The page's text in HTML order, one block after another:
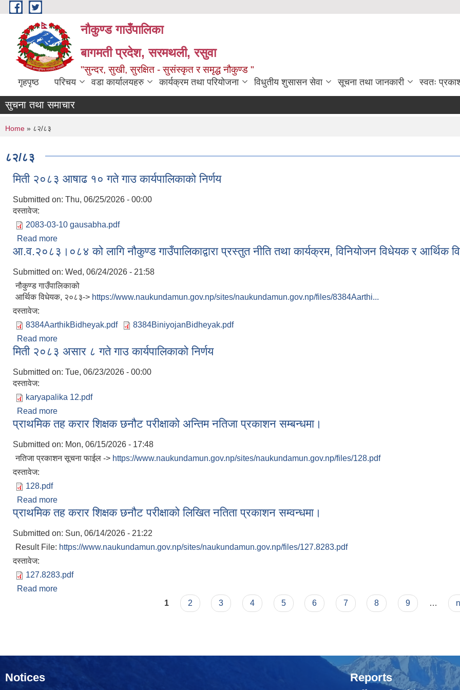
Skip to main content
नौकुण्ड गाउँपालिका
बागमती प्रदेश, सरमथली, रसुवा
"सुन्दर, सुखी, सुरक्षित - सुसंस्कृत र समृद्ध नौकुण्ड "
गृहपृष्ठ परिचय वडा कार्यालयहरु कार्यक्रम तथा परियोजना विधुतीय शुसासन सेवा सूचना तथा जानकारी स्वतः
सुचना तथा समाचार
You are here
Home » ८२/८३
८२/८३
मिती २०८३ आषाढ १० गते गाउ कार्यपालिकाको निर्णय
Submitted on: Thu, 06/25/2026 - 00:00
दस्तावेज:
2083-03-10 gausabha.pdf
Read more
आ.व.२०८३।०८४ को लागि नौकुण्ड गाउँपालिकाद्वारा प्रस्तुत नीति तथा कार्यक्रम, विनियोजन विधेयक र आर्थिक
Submitted on: Wed, 06/24/2026 - 21:58
नौकुण्ड गाउँपालिकाको
आर्थिक विधेयक, २०८३-> https://www.naukundamun.gov.np/sites/naukundamun.gov.np/files/8384Aarthi...
दस्तावेज:
8384AarthikBidheyak.pdf
8384BiniyojanBidheyak.pdf
Read more
मिती २०८३ असार ८ गते गाउ कार्यपालिकाको निर्णय
Submitted on: Tue, 06/23/2026 - 00:00
दस्तावेज:
karyapalika 12.pdf
Read more
प्राथमिक तह करार शिक्षक छनौट परीक्षाको अन्तिम नतिजा प्रकाशन सम्बन्धमा।
Submitted on: Mon, 06/15/2026 - 17:48
नतिजा प्रकाशन सूचना फाईल -> https://www.naukundamun.gov.np/sites/naukundamun.gov.np/files/128.pdf
दस्तावेज:
128.pdf
Read more
प्राथमिक तह करार शिक्षक छनौट परीक्षाको लिखित नतिता प्रकाशन सम्वन्धमा।
Submitted on: Sun, 06/14/2026 - 21:22
Result File: https://www.naukundamun.gov.np/sites/naukundamun.gov.np/files/127.8283.pdf
दस्तावेज:
127.8283.pdf
Read more
1 2 3 4 5 6 7 8 9 …
Notices Reports